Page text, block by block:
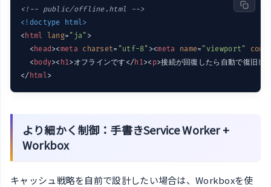
<!-- public/offline.html -->
<!doctype html>
< html lang= "ja" >
< head ><meta charset= "utf-8" ><meta name= "viewport"
< body>< h1>オフラインです</h1>< p>接続が回復したら自動で復旧し
</ html>
より細かく制御：手書きService Worker +
Workbox
キャッシュ戦略を自前で設計したい場合は、Workboxを使